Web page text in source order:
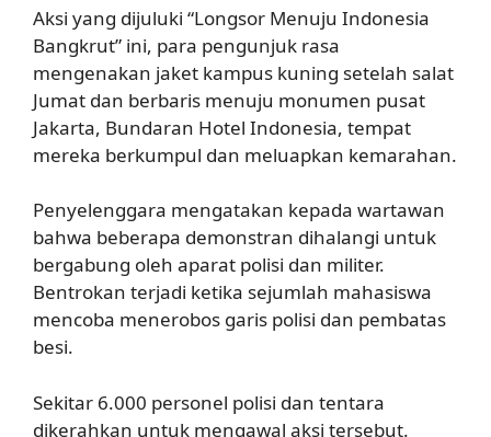
Aksi yang dijuluki “Longsor Menuju Indonesia
Bangkrut” ini, para pengunjuk rasa
mengenakan jaket kampus kuning setelah salat
Jumat dan berbaris menuju monumen pusat
Jakarta, Bundaran Hotel Indonesia, tempat
mereka berkumpul dan meluapkan kemarahan.
Penyelenggara mengatakan kepada wartawan
bahwa beberapa demonstran dihalangi untuk
bergabung oleh aparat polisi dan militer.
Bentrokan terjadi ketika sejumlah mahasiswa
mencoba menerobos garis polisi dan pembatas
besi.
Sekitar 6.000 personel polisi dan tentara
dikerahkan untuk mengawal aksi tersebut.